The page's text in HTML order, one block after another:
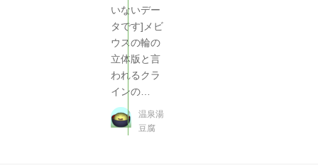
いないデー
タです]メビ
ウスの輪の
立体版と言
われるクラ
インの…
温泉湯
豆腐